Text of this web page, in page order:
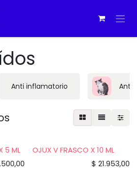
Anti inflamatorio
5 ML
OJUX V FRASCO X 10 ML
$ 21.953,00